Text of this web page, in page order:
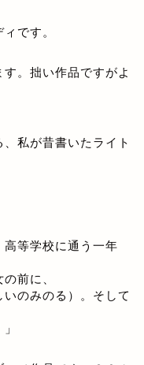
です。
。拙い作品ですがよ
私が昔書いたライト
等学校に通う一年
前に、
のみのる）。そして